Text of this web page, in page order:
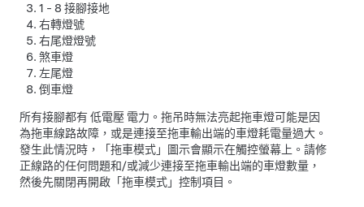
1 - 8 接腳接地
右轉燈號
右尾燈燈號
煞車燈
左尾燈
倒車燈
所有接腳都有低電壓 電力。拖吊時無法亮起拖車燈可能是因
為拖車線路故障，或是連接至拖車輸出端的車燈耗電量過大。
發生此情況時，「拖車模式」圖示會顯示在觸控螢幕上。請修
正線路的任何問題和/或減少連接至拖車輸出端的車燈數量，
然後先關閉再開啟「拖車模式」控制項目。